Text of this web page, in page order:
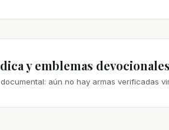
y emblemas devocionales
aún no hay armas verificadas